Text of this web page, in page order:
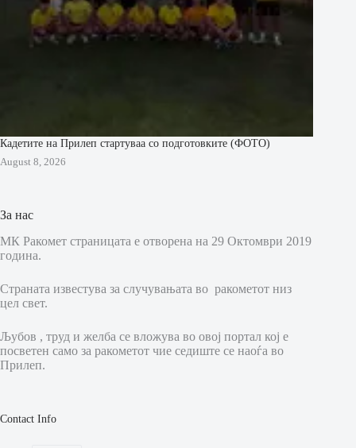
Кадетите на Прилеп стартуваа со подготовките (ФОТО)
August 8, 2026
За нас
МК Ракомет страницата е отворена на 29 Октомври 2019
година.
Страната известува за случувањата во ракометот низ
цел свет.
Љубов , труд и желба се вложува во овој портал кој е
посветен само за ракометот чие седиште се наоѓа во
Прилеп.
Contact Info